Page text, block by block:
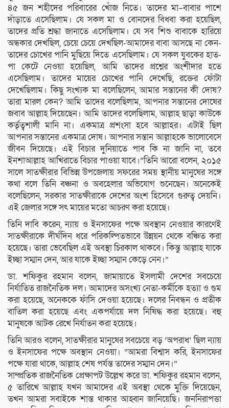
৪৫ জন শহীদের পরিবারের খোঁজ নিতে। তাদের মা–বাবার পাশে
দাঁড়াতে এসেছিলাম। যে সকল মা ও বোনদের বিধবা করা হয়েছিল,
তাদের প্রতি শ্রদ্ধা জানাতে এসেছিলাম। যে সব শিশু বাবাকে হারিয়ে
অন্ধকার দেখছিল, চেয়ে চেয়ে দেখছিল-আমাদের বাবা আসছে না কেন-
তাদের চোখের পানি মুছিয়ে দিতে এসেছিলাম। যে সকল যুবকের হাত-
পা কেটে নেওয়া হয়েছিল, আমি তাদের প্রশ্নের অংশীদার হতে
এসেছিলাম। তাদের মায়ের চোখের পানি দেখেছি, রক্তের ফোঁটা
দেখেছিলাম। কিছু সংখ্যক মা বলেছিলেন, আমার সন্তানের কী দোষ?
তারা মারল কেন? আমি তাদের বলেছিলাম, আপনার সন্তানের দোষের
জবাব আল্লাহ দিয়েছেন। আমি তাদের বলেছিলাম, আল্লাহ ছাড়া কাউকে
কর্তৃত্বশালী মানি না। একমাত্র প্রশংসা হবে আল্লাহর। এটাই ছিল
আপনার সন্তানের একমাত্র দোষ। আপনার সন্তান আল্লাহকে ভালোবেসে
জীবন দিয়েছে। এই বিচার দুনিয়াতে পাব কি না জানি না, তবে
ইনশাআল্লাহ আখিরাতে বিচার পাওয়া যাবে।”তিনি আরো বলেন, ২০১৫
সালে সাতক্ষীরার বিভিন্ন উপজেলায় সফরের সময় স্থানীয় মানুষের সঙ্গে
কথা বলে তিনি বঞ্চনা ও অবহেলার অভিযোগ শুনেছেন। অনেকেই
বলেছিলেন, সরকার সাতক্ষীরাকে দেশের অংশ হিসেবে গুরুত্ব দেয়নি।
এই জেলার সঙ্গে সৎ মায়ের মতো আচরণ করা হয়েছে।
তিনি দাবি করেন, ন্যায় ও ইনসাফের পক্ষে অবস্থান নেওয়ার কারণেই
সাতক্ষীরাকে দীর্ঘদিন ধরে পরিকল্পিতভাবে উন্নয়ন থেকে বঞ্চিত করা
হয়েছে। তারা ভেবেছিল এই অবস্থা চিরকাল থাকবে। কিন্তু আল্লাহ যাকে
ইচ্ছা সম্মান দেন, আর যাকে ইচ্ছা সম্মান কেড়ে নেন।”
ডা. শফিকুর রহমান বলেন, জামায়াতে ইসলামী দেশের সবচেয়ে
নির্যাতিত রাজনৈতিক দল। আমাদের অসংখ্য নেতা-কর্মীকে হত্যা ও গুম
করা হয়েছে, অনেককে ফাঁসি দেওয়া হয়েছে। দলের নিবন্ধন ও প্রতীক
বাতিল করা হয়েছে এবং একপর্যায়ে দল নিষিদ্ধ করা হয়েছে। বহু
মানুষকে আটক রেখে নির্যাতন করা হয়েছে।
তিনি আরও বলেন, সাতক্ষীরার মানুষের সবচেয়ে বড় ‘অপরাধ’ ছিল ন্যায়
ও ইনসাফের পক্ষে অবস্থান নেওয়া। “আমরা বিশ্বাস করি, ইনসাফের
পক্ষে যারা থাকে, আল্লাহ শেষ পর্যন্ত তাদের সম্মান দেন।”
সাম্প্রতিক রাজনৈতিক প্রেক্ষাপট উল্লেখ করে ডা. শফিকুর রহমান বলেন,
৫ তারিখে আল্লাহ যখন আমাদের এই অবস্থা থেকে মুক্তি দিয়েছেন,
তখন আমরা সবাইকে শান্ত থাকার আহ্বান জানিয়েছি। জননিরাপত্তা